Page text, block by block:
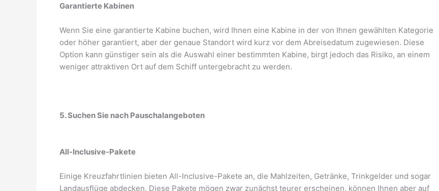
Garantierte Kabinen
Wenn Sie eine garantierte Kabine buchen, wird Ihnen eine Kabine in der von Ihnen gewählten Kategorie
oder höher garantiert, aber der genaue Standort wird kurz vor dem Abreisedatum zugewiesen. Diese
Option kann günstiger sein als die Auswahl einer bestimmten Kabine, birgt jedoch das Risiko, an einem
weniger attraktiven Ort auf dem Schiff untergebracht zu werden.
5. Suchen Sie nach Pauschalangeboten
All-Inclusive-Pakete
Einige Kreuzfahrtlinien bieten All-Inclusive-Pakete an, die Mahlzeiten, Getränke, Trinkgelder und sogar
Landausflüge abdecken. Diese Pakete mögen zwar zunächst teurer erscheinen, können Ihnen aber auf